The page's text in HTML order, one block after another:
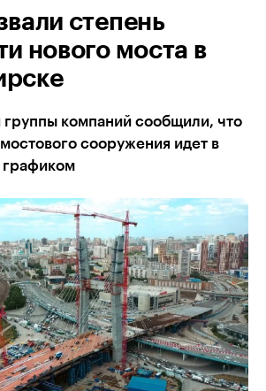
степень
нового моста в
группы компаний сообщили, что
сооружения идет в
графиком